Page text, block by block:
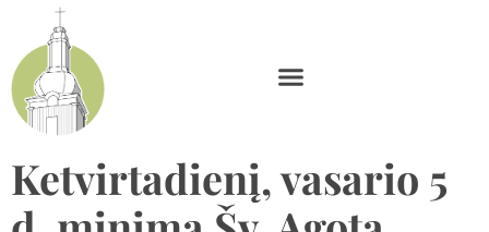
Ketvirtadienį, vasario 5